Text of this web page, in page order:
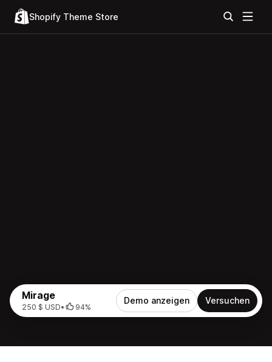
Shopify Theme Store
Mirage
250 $ USD• 94%
Demo anzeigen Versuchen